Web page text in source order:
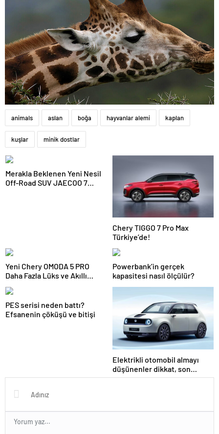
animals aslan boğa hayvanlar alemi kaplan
kuşlar minik dostlar
Merakla Beklenen Yeni Nesil
Off-Road SUV JAECOO 7
Chery TIGGO 7 Pro Max
Türkiye’de!
Yeni Chery OMODA 5 PRO
Daha Fazla Lüks ve Akıllı
Teknoloji ile Geldi!
Powerbank’in gerçek
kapasitesi nasıl ölçülür?
PES serisi neden battı?
Efsanenin çöküşü ve bitişi
Elektrikli otomobil almayı
düşünenler dikkat, son
pişmanlık fayda etmez